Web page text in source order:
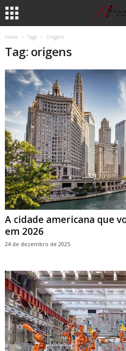
Home Tags Origens
Tag: origens
A cidade americana que
em 2026
24 de dezembro de 2025